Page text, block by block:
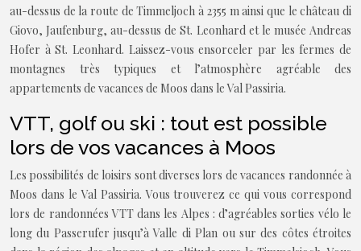
au-dessus de la route de Timmeljoch à 2355 m ainsi que le château di
Giovo, Jaufenburg, au-dessus de St. Leonhard et le musée Andreas
Hofer à St. Leonhard. Laissez-vous ensorceler par les fermes de
montagnes très typiques et l’atmosphère agréable des
appartements de vacances de Moos dans le Val Passiria.
VTT, golf ou ski : tout est possible
lors de vos vacances à Moos
Les possibilités de loisirs sont diverses lors de vacances randonnée à
Moos dans le Val Passiria. Vous trouverez ce qui vous correspond
lors de randonnées VTT dans les Alpes : d’agréables sorties vélo le
long du Passerufer jusqu’à Valle di Plan ou sur des côtes étroites